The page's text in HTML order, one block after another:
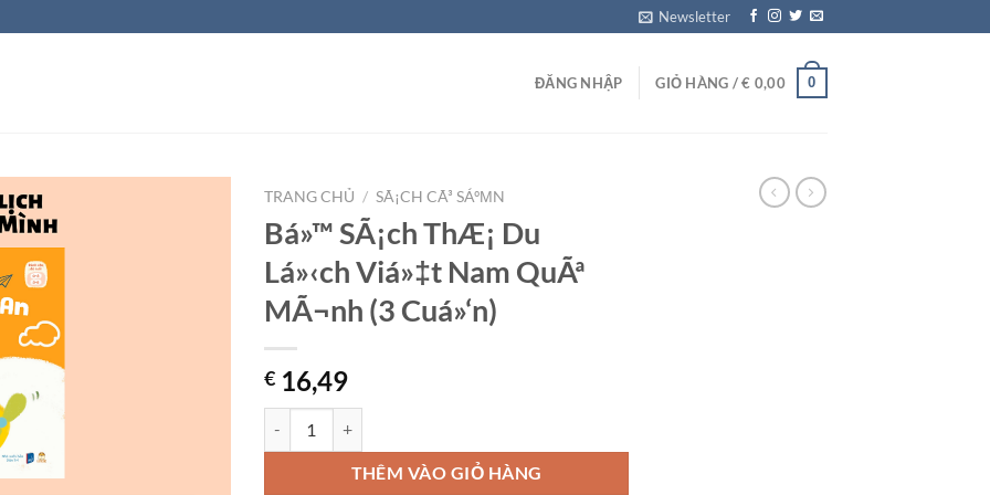
Newsletter
ĐĂNG NHẬP GIỎ HÀNG /€ 0,00 0
TRANG CHỦ / SÃ¡CH CÃ³ SÁºΜN
Bá»™ SÃ¡ch ThÆ¡ Du
Lá»‹ch Viá»‡t Nam QuÃª
MÃ¬nh (3 Cuá»‘n)
€ 16,49
THÊM VÀO GIỎ HÀNG